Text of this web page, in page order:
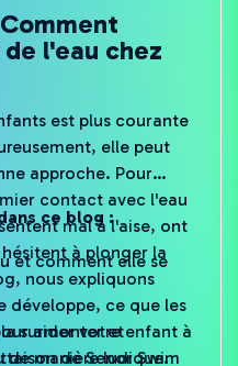
l'eau chez
est plus courante
elle peut
approche. Pour
contact avec l'eau
mal à l'aise, ont
à plonger la
nous expliquons
développe, ce que les
surmonter et
de Senor Swim
ce blog :
et comment elle se
aider votre enfant à
de manière ludique.